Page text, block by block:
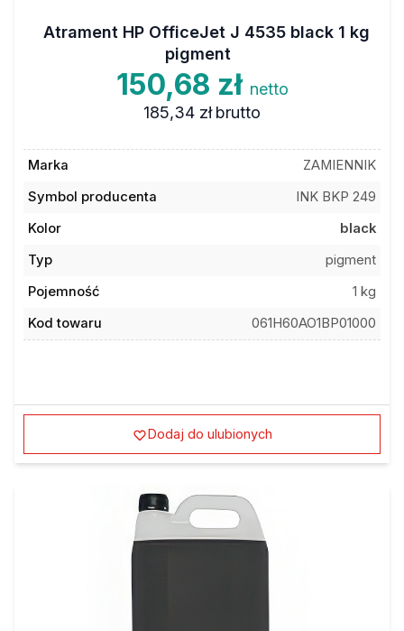
Atrament HP OfficeJet J 4535 black 1 kg
pigment
150,68 zł netto
185,34 zł brutto
Marka
ZAMIENNIK
Symbol producenta
INK BKP 249
Kolor
black
Typ
pigment
Pojemność
1 kg
Kod towaru
061H60AO1BP01000
Dodaj do ulubionych